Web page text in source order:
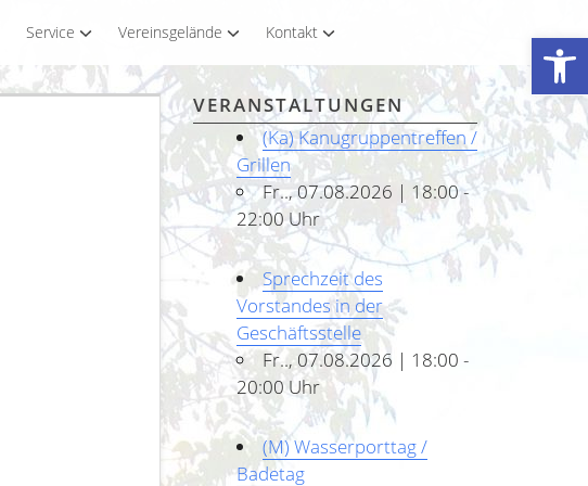
Werkzeugleiste öffnen
Service Vereinsgelände Kontakt
VERANSTALTUNGEN
(Ka) Kanugruppentreffen /
Grillen
Fr.., 07.08.2026 | 18:00 -
22:00 Uhr
Sprechzeit des
Vorstandes in der
Geschäftsstelle
Fr.., 07.08.2026 | 18:00 -
20:00 Uhr
(M) Wasserporttag /
Badetag